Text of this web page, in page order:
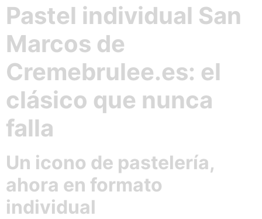
Pastel individual San
Marcos de
Cremebrulee.es: el
clásico que nunca
falla
Un icono de pastelería,
ahora en formato
individual